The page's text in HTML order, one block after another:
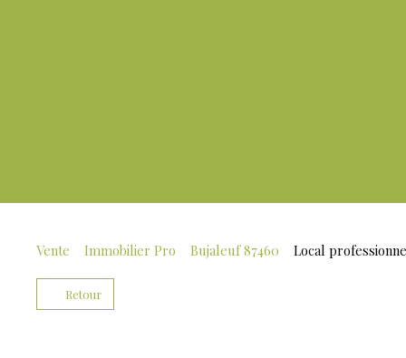
Vente Immobilier Pro Bujaleuf 87460 Local
Retour